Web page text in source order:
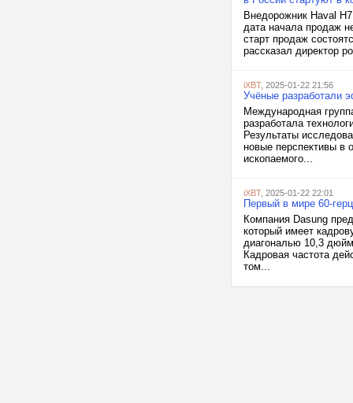
Внедорожник Haval
дата начала продаж
старт продаж
рассказал директор
iXBT, 2025-01-22 21:56
Учёные разработали
Международная
разработала
Результаты
новые перспективы в
ископаемого...
iXBT, 2025-01-22 22:01
Первый в мире 60-
Компания Dasung
который имеет
диагональю 10,3
Кадровая частота
том...